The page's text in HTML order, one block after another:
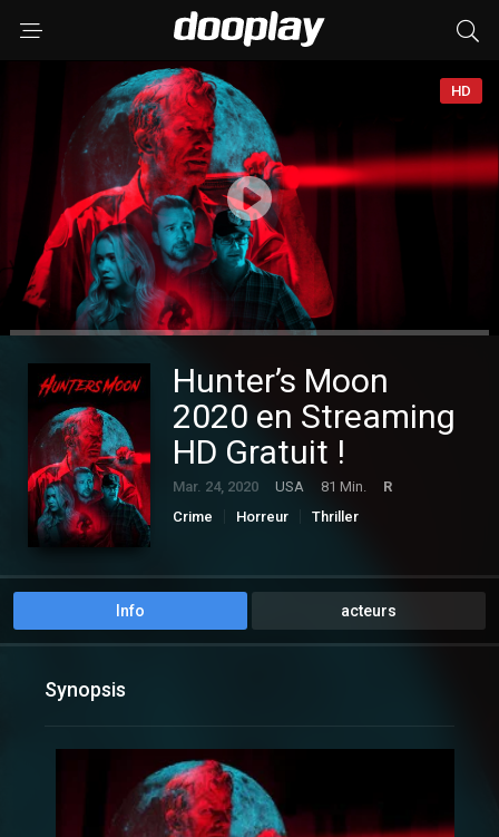
HD
Hunter’s Moon
2020 en Streaming
HD Gratuit !
Mar. 24, 2020 USA 81 Min.
R
Crime
Horreur Thriller
Info acteurs
Synopsis